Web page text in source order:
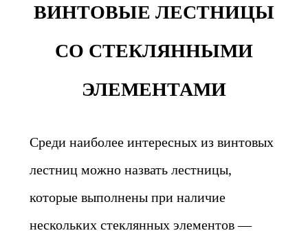
ВИНТОВЫЕ ЛЕСТНИЦЫ
СО СТЕКЛЯННЫМИ
ЭЛЕМЕНТАМИ
Среди наиболее интересных из винтовых
лестниц можно назвать лестницы,
которые выполнены при наличие
нескольких стеклянных элементов —